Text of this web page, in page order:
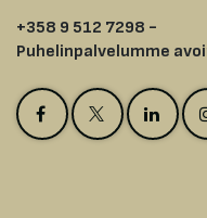
+358 9 512 7298 -
Puhelinpalvelumme